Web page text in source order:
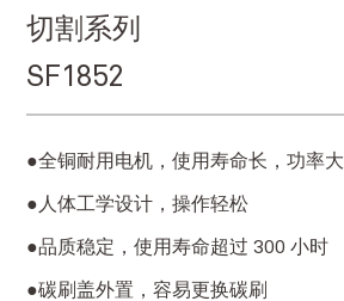
切割系列
SF1852
●全铜耐用电机，使用寿命长，功率大
●人体工学设计，操作轻松
●品质稳定，使用寿命超过 300 小时
●碳刷盖外置，容易更换碳刷